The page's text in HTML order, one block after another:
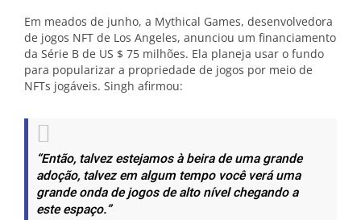
Em meados de junho, a Mythical Games, desenvolvedora
de jogos NFT de Los Angeles, anunciou um financiamento
da Série B de US $ 75 milhões. Ela planeja usar o fundo
para popularizar a propriedade de jogos por meio de
NFTs jogáveis. Singh afirmou:
“Então, talvez estejamos à beira de uma grande
adoção, talvez em algum tempo você verá uma
grande onda de jogos de alto nível chegando a
este espaço.”